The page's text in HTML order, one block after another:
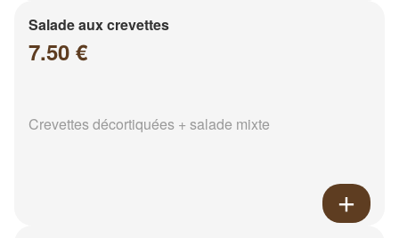
Salade aux crevettes
7.50 €
Crevettes décortiquées + salade mixte